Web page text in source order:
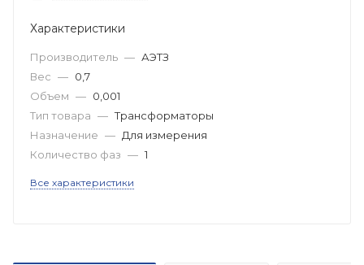
Характеристики
Производитель — АЭТЗ
Вес — 0,7
Объем — 0,001
Тип товара — Трансформаторы
Назначение — Для измерения
Количество фаз — 1
Все характеристики